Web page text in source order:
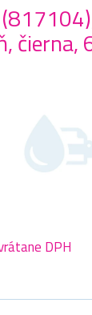
čierna,
DPH